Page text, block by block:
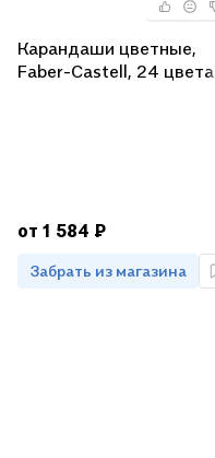
Карандаши цветные,
Faber-Castell, 24 цвета
от 1 584 ₽
Забрать из магазина